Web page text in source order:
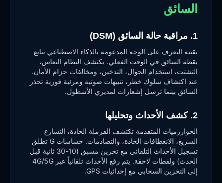
السائق
1. مراقبة حالة السائق (DSM)
تقنية التعرف على الوجه المدعومة بالذكاء الاصطناعي تتابع
يقظة السائق في الوقت الفعلي. يكتشف النظام النعاس،
التشتت، استخدام الجوال، التدخين، ومخالفات حزام الأمان.
عند اكتشاف سلوك خطر، تنبيهات صوتية ومرئية فورية تحذر
السائق بينما ترسل إشعارات لمديري الأسطول.
2. كشف الأحداث وتحليلها
الخوارزميات المتقدمة تكتشف الفرملة الحادة، التسارع
السريع، الانعطافات الحادة، والتصادمات. حساسات G تطلق
تسجيل الأحداث التلقائي مع تخزين مسبق (10-30 ثانية قبل
الحدث) ولقطات لاحقة. يتم رفع الأحداث تلقائياً عبر 4G/5G
إلى التخزين السحابي مع إحداثيات GPS.